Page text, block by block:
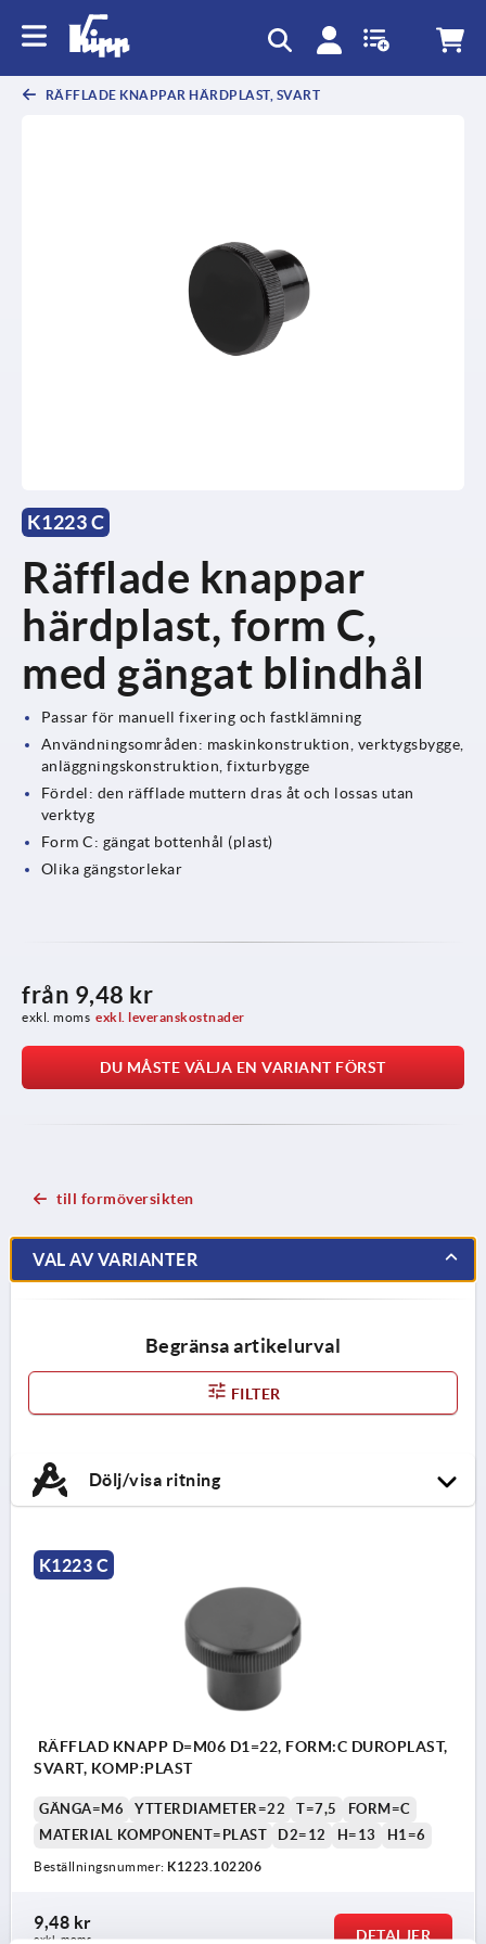
RÄFFLADE KNAPPAR HÄRDPLAST, SVART
K1223 C
Räfflade knappar
härdplast, form C,
med gängat blindhål
Passar för manuell fixering och fastklämning
Användningsområden: maskinkonstruktion, verktygsbygge,
anläggningskonstruktion, fixturbygge
Fördel: den räfflade muttern dras åt och lossas utan
verktyg
Form C: gängat bottenhål (plast)
Olika gängstorlekar
från 9,48 kr
exkl. moms exkl. leveranskostnader
DU MÅSTE VÄLJA EN VARIANT FÖRST
till formöversikten
VAL AV VARIANTER
Begränsa artikelurval
FILTER
Dölj/visa ritning
K1223 C
RÄFFLAD KNAPP D=M06 D1=22, FORM:C DUROPLAST,
SVART, KOMP:PLAST
GÄNGA=M6 YTTERDIAMETER=22 T=7,5
FORM=C
MATERIAL KOMPONENT=PLAST
D2=12 H=13 H1=6
Beställningsnummer: K1223.102206
9,48 kr
exkl. moms DETALJER